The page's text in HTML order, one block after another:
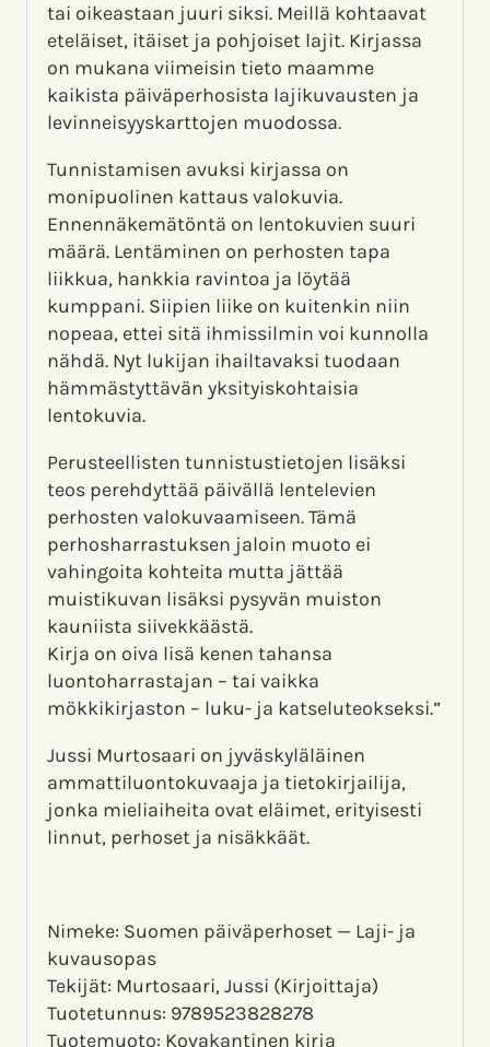
tai oikeastaan juuri siksi. Meillä kohtaavat
eteläiset, itäiset ja pohjoiset lajit. Kirjassa
on mukana viimeisin tieto maamme
kaikista päiväperhosista lajikuvausten ja
levinneisyyskarttojen muodossa.
Tunnistamisen avuksi kirjassa on
monipuolinen kattaus valokuvia.
Ennennäkemätöntä on lentokuvien suuri
määrä. Lentäminen on perhosten tapa
liikkua, hankkia ravintoa ja löytää
kumppani. Siipien liike on kuitenkin niin
nopeaa, ettei sitä ihmissilmin voi kunnolla
nähdä. Nyt lukijan ihailtavaksi tuodaan
hämmästyttävän yksityiskohtaisia
lentokuvia.
Perusteellisten tunnistustietojen lisäksi
teos perehdyttää päivällä lentelevien
perhosten valokuvaamiseen. Tämä
perhosharrastuksen jaloin muoto ei
vahingoita kohteita mutta jättää
muistikuvan lisäksi pysyvän muiston
kauniista siivekkäästä.
Kirja on oiva lisä kenen tahansa
luontoharrastajan – tai vaikka
mökkikirjaston – luku- ja katseluteokseksi.”
Jussi Murtosaari on jyväskyläläinen
ammattiluontokuvaaja ja tietokirjailija,
jonka mieliaiheita ovat eläimet, erityisesti
linnut, perhoset ja nisäkkäät.
Nimeke: Suomen päiväperhoset — Laji- ja
kuvausopas
Tekijät: Murtosaari, Jussi (Kirjoittaja)
Tuotetunnus: 9789523828278
Tuotemuoto: Kovakantinen kirja